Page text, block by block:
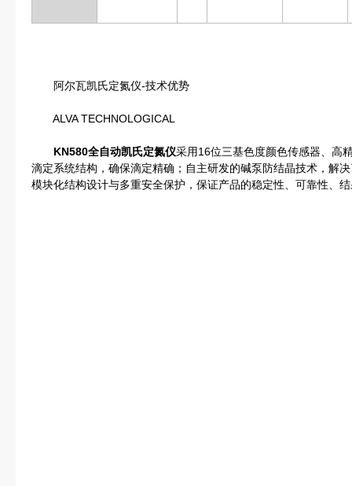
阿尔瓦凯氏定氮仪-技术优势
ALVA TECHNOLOGICAL
KN580全自动凯氏定氮仪采用16位三基色度颜色传感器、高
滴定系统结构，确保滴定精确；自主研发的碱泵防结晶技术，解
模块化结构设计与多重安全保护，保证产品的稳定性、可靠性、